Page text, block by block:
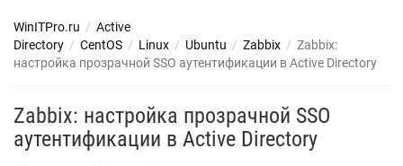
WinITPro.ru / Active
Directory / CentOS / Linux / Ubuntu / Zabbix / Zabbix:
настройка прозрачной SSO аутентификации в Active Directory
Zabbix: настройка прозрачной SSO
аутентификации в Active Directory